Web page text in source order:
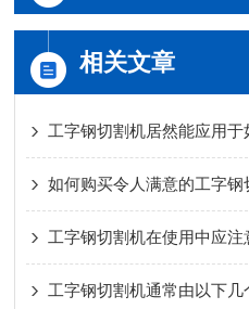
相关文章
工字钢切割机居然能应用
如何购买令人满意的工字钢
工字钢切割机通常由以下